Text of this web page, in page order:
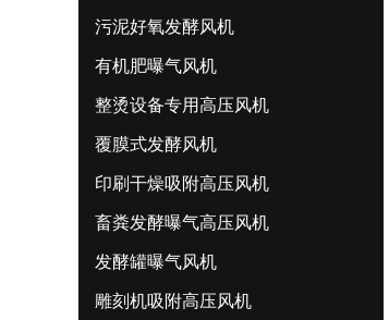
污泥好氧发酵风机
有机肥曝气风机
整烫设备专用高压风机
覆膜式发酵风机
印刷干燥吸附高压风机
畜粪发酵曝气高压风机
发酵罐曝气风机
雕刻机吸附高压风机